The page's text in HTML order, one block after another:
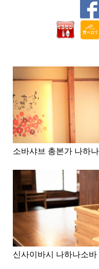
소바샤브 총본가 나하
신사이바시 나하나소바